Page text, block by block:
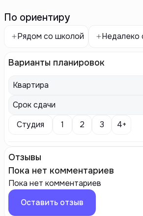
По ориентиру
Рядом со школой Недалеко
Варианты планировок
Квартира
Срок сдачи
Студия
1 2 3 4+
Отзывы
Пока нет комментариев
Пока нет комментариев
Оставить отзыв